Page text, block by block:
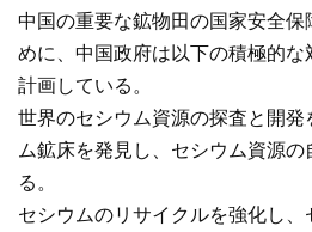
中国の重要な鉱物田の国家安全
めに、中国政府は以下の積極的
計画している。
世界のセシウム資源の探査と開
ム鉱床を発見し、セシウム資源
る。
セシウムのリサイクルを強化し